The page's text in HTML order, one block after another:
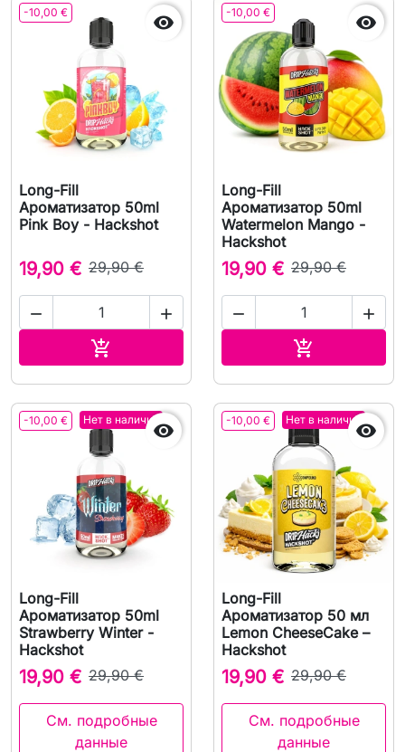
-10,00 € 
Long-Fill
Ароматизатор 50ml
Pink Boy - Hackshot
19,90 € 29,90 €
 

-10,00 € 
Long-Fill
Ароматизатор 50ml
Watermelon Mango -
Hackshot
19,90 € 29,90 €
 

-10,00 € Нет в наличии

Long-Fill
Ароматизатор 50ml
Strawberry Winter -
Hackshot
19,90 € 29,90 €
См. подробные
данные
-10,00 € Нет в наличии

Long-Fill
Ароматизатор 50 мл
Lemon CheeseCake –
Hackshot
19,90 € 29,90 €
См. подробные
данные